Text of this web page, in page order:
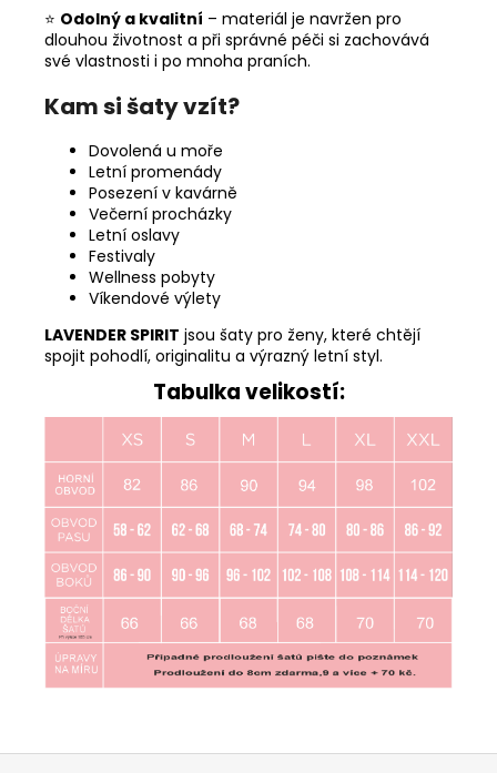
⭐ Odolný a kvalitní – materiál je navržen pro
dlouhou životnost a při správné péči si zachovává
své vlastnosti i po mnoha praních.
Kam si šaty vzít?
Dovolená u moře
Letní promenády
Posezení v kavárně
Večerní procházky
Letní oslavy
Festivaly
Wellness pobyty
Víkendové výlety
LAVENDER SPIRIT jsou šaty pro ženy, které chtějí
spojit pohodlí, originalitu a výrazný letní styl.
Tabulka velikostí: